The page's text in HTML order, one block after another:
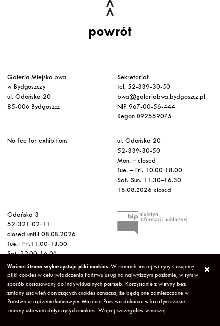
powrót
Galeria Miejska bwa
w Bydgoszczy
ul. Gdańska 20
85-006 Bydgoszcz
Sekretariat
tel. 52-339-30-50
bwa@galeriabwa.bydgoszcz.pl
NIP 967-00-56-444
Regon 092559075
No fee for exhibitions
ul. Gdańska 20
52-339-30-50
Mon. – closed
Tue. – Fri. 10.00-18.00
Sat.-Sun. 11.30–16.30
15.08.2026 closed
Gdańska 3
52-321-02-11
closed untill 08.08.2026
Tue.- Fri.11.00-18.00
Sat. 12.00-16.00
Sun.-Mon. – closed
15.08.2026 closed
Copyright © 2026 Galeria Miejska bwa w Bydgoszczy
Privacy Policy
Declaration of availability
(Polski) Mapa strony
Ważne: Strona wykorzystuje pliki cookies. W ramach naszej witryny stosujemy
pliki cookies w celu świadczenia Państwu usług na najwyższym poziomie, w tym w
sposób dostosowany do indywidualnych potrzeb. Korzystanie z witryny bez
zmiany ustawień dotyczących cookies oznacza, że będą one zamieszczane w
Państwa urządzeniu końcowym. Możecie Państwo dokonać w każdym czasie
zmiany ustawień dotyczących cookies. Więcej szczegółów w naszej
.